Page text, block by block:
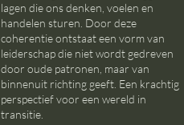
lagen die ons denken, voelen en
handelen sturen. Door deze
coherentie ontstaat een vorm van
leiderschap die niet wordt gedreven
door oude patronen, maar van
binnenuit richting geeft. Een krachtig
perspectief voor een wereld in
transitie.